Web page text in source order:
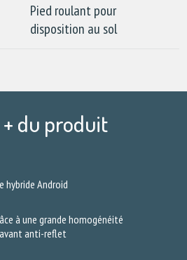
Pied roulant pour
disposition au sol
+ du produit
hybride Android
à une grande homogénéité
anti-reflet